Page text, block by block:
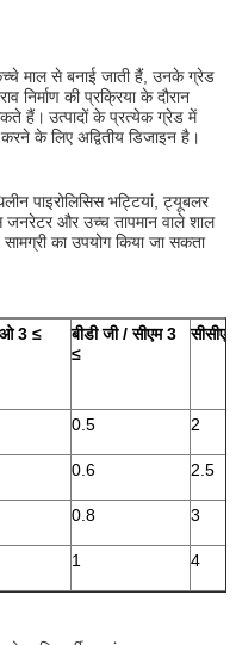
माल से बनाई जाती हैं, उनके ग्रेड
निर्माण की प्रक्रिया के दौरान
हैं। उत्पादों के प्रत्येक ग्रेड में
करने के लिए अद्वितीय डिजाइन है।
पाइरोलिसिस भट्टियां, ट्यूबलर
जनरेटर और उच्च तापमान वाले शाल
का उपयोग किया जा सकता
ओ 3 ≤ बीडी जी / सीएम 3
≤
0.5 2
0.6 2.5
0.8 3
1 4